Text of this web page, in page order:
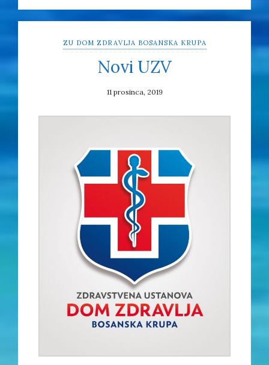
ZU DOM ZDRAVLJA BOSANSKA KRUPA
Novi UZV
11 prosinca, 2019